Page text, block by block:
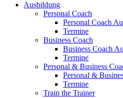
Ausbildung
Personal Coach
Personal Coach
Termine
Business Coach
Business Coach
Termine
Personal & Business
Personal &
Termine
Train the Trainer